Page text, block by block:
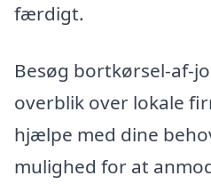
færdigt.
Besøg bortkørsel-af-
overblik over lokale
hjælpe med dine
mulighed for at